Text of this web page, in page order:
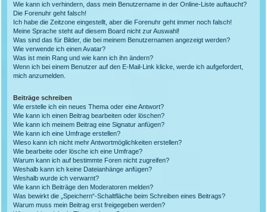
Wie kann ich verhindern, dass mein Benutzername in der Online-Liste auftaucht?
Die Forenuhr geht falsch!
Ich habe die Zeitzone eingestellt, aber die Forenuhr geht immer noch falsch!
Meine Sprache steht auf diesem Board nicht zur Auswahl!
Was sind das für Bilder, die bei meinem Benutzernamen angezeigt werden?
Wie verwende ich einen Avatar?
Was ist mein Rang und wie kann ich ihn ändern?
Wenn ich bei einem Benutzer auf den E-Mail-Link klicke, werde ich aufgefordert,
mich anzumelden.
Beiträge schreiben
Wie erstelle ich ein neues Thema oder eine Antwort?
Wie kann ich einen Beitrag bearbeiten oder löschen?
Wie kann ich meinem Beitrag eine Signatur anfügen?
Wie kann ich eine Umfrage erstellen?
Wieso kann ich nicht mehr Antwortmöglichkeiten erstellen?
Wie bearbeite oder lösche ich eine Umfrage?
Warum kann ich auf bestimmte Foren nicht zugreifen?
Weshalb kann ich keine Dateianhänge anfügen?
Weshalb wurde ich verwarnt?
Wie kann ich Beiträge den Moderatoren melden?
Was bewirkt die „Speichern“-Schaltfläche beim Schreiben eines Beitrags?
Warum muss mein Beitrag erst freigegeben werden?